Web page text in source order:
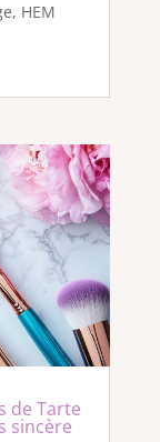
HEM
de Tarte
sincère